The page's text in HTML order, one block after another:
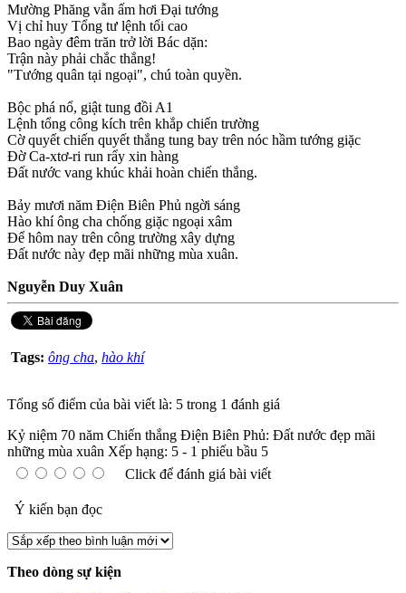
Mường Phăng vẫn ấm hơi Đại tướng
Vị chỉ huy Tổng tư lệnh tối cao
Bao ngày đêm trăn trở lời Bác dặn:
Trận này phải chắc thắng!
"Tướng quân tại ngoại", chú toàn quyền.
Bộc phá nổ, giật tung đồi A1
Lệnh tổng công kích trên khắp chiến trường
Cờ quyết chiến quyết thắng tung bay trên nóc hầm tướng giặc
Đờ Ca-xtơ-ri run rẩy xin hàng
Đất nước vang khúc khải hoàn chiến thắng.
Bảy mươi năm Điện Biên Phủ ngời sáng
Hào khí ông cha chống giặc ngoại xâm
Để hôm nay trên công trường xây dựng
Đất nước này đẹp mãi những mùa xuân.
Nguyễn Duy Xuân
Tags: ông cha, hào khí
Tổng số điểm của bài viết là: 5 trong 1 đánh giá
Kỷ niệm 70 năm Chiến thắng Điện Biên Phủ: Đất nước đẹp mãi
những mùa xuân Xếp hạng: 5 - 1 phiếu bầu 5
Click để đánh giá bài viết
Ý kiến bạn đọc
Theo dòng sự kiện